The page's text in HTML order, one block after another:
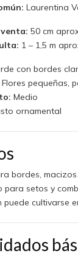
Laurentina
50 cm
1 – 1,5 m
con bordes
Flores pequeñas,
Medio
ornamental
bordes,
para setos y
puede cultivarse